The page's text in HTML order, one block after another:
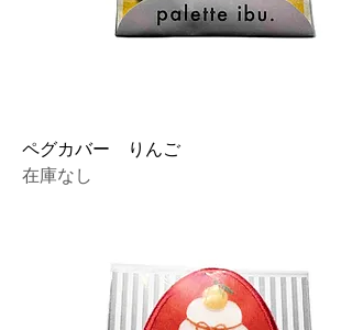
ペグカバー りんご
在庫なし